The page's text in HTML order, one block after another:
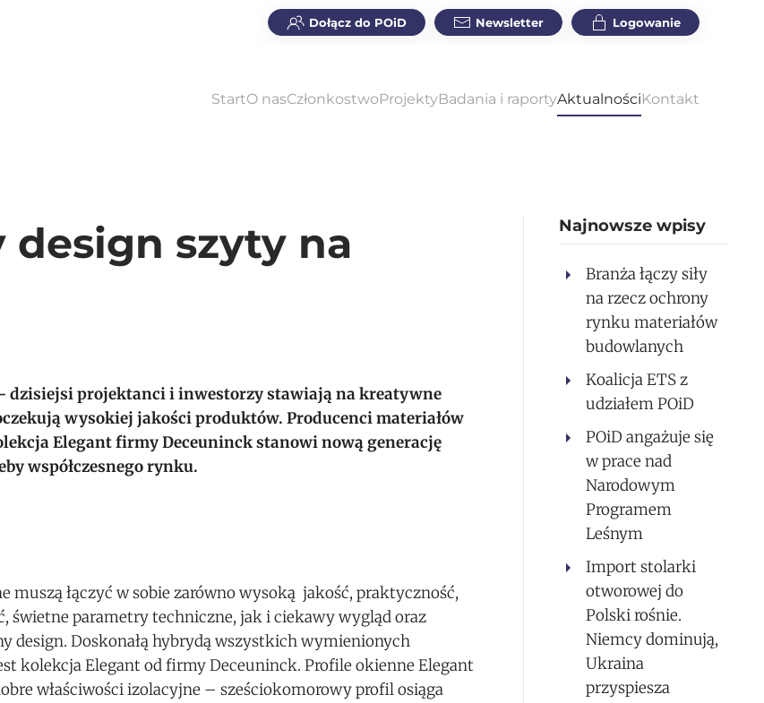
Dołącz do POiD Newsletter Logowanie
StartO nasCzłonkostwoProjektyBadania i raportyAktualnościKontakt
design szyty na
dzisiejsi projektanci i inwestorzy stawiają na kreatywne
wysokiej jakości produktów. Producenci materiałów
Elegant firmy Deceuninck stanowi nową generację
współczesnego rynku.
muszą łączyć w sobie zarówno wysoką jakość, praktyczność,
świetne parametry techniczne, jak i ciekawy wygląd oraz
design. Doskonałą hybrydą wszystkich wymienionych
kolekcja Elegant od firmy Deceuninck. Profile okienne Elegant
właściwości izolacyjne – sześciokomorowy profil osiąga
Najnowsze wpisy
Branża łączy siły
na rzecz ochrony
rynku materiałów
budowlanych
Koalicja ETS z
udziałem POiD
POiD angażuje się
w prace nad
Narodowym
Programem
Leśnym
Import stolarki
otworowej do
Polski rośnie.
Niemcy dominują,
Ukraina
przyspiesza